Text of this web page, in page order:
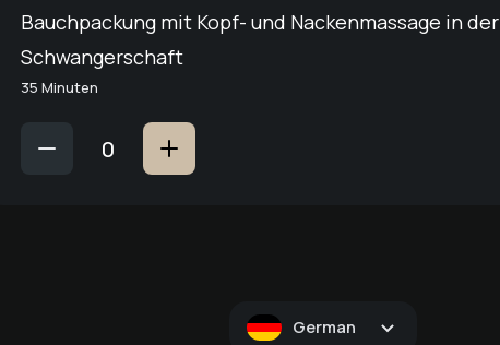
Bauchpackung mit Kopf- und Nackenmassage in der
Schwangerschaft
35 Minuten
German